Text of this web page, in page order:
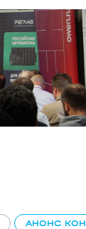
АНОНС